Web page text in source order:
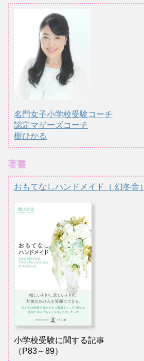
名門女子小学校受験コーチ
認定マザーズコーチ
樹ひかる
著書
おもてなしハンドメイド（ 幻冬舎）
小学校受験に関する記事
（P83～89）